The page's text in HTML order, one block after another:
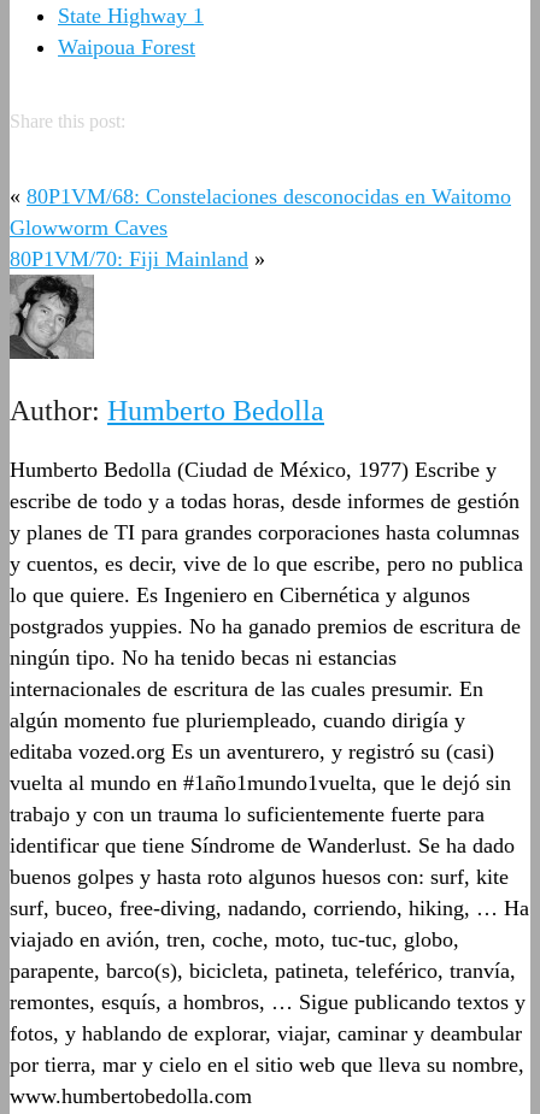
State Highway 1
Waipoua Forest
Share this post:
« 80P1VM/68: Constelaciones desconocidas en Waitomo
Glowworm Caves
80P1VM/70: Fiji Mainland »
Author: Humberto Bedolla
Humberto Bedolla (Ciudad de México, 1977) Escribe y
escribe de todo y a todas horas, desde informes de gestión
y planes de TI para grandes corporaciones hasta columnas
y cuentos, es decir, vive de lo que escribe, pero no publica
lo que quiere. Es Ingeniero en Cibernética y algunos
postgrados yuppies. No ha ganado premios de escritura de
ningún tipo. No ha tenido becas ni estancias
internacionales de escritura de las cuales presumir. En
algún momento fue pluriempleado, cuando dirigía y
editaba vozed.org Es un aventurero, y registró su (casi)
vuelta al mundo en #1año1mundo1vuelta, que le dejó sin
trabajo y con un trauma lo suficientemente fuerte para
identificar que tiene Síndrome de Wanderlust. Se ha dado
buenos golpes y hasta roto algunos huesos con: surf, kite
surf, buceo, free-diving, nadando, corriendo, hiking, … Ha
viajado en avión, tren, coche, moto, tuc-tuc, globo,
parapente, barco(s), bicicleta, patineta, teleférico, tranvía,
remontes, esquís, a hombros, … Sigue publicando textos y
fotos, y hablando de explorar, viajar, caminar y deambular
por tierra, mar y cielo en el sitio web que lleva su nombre,
www.humbertobedolla.com